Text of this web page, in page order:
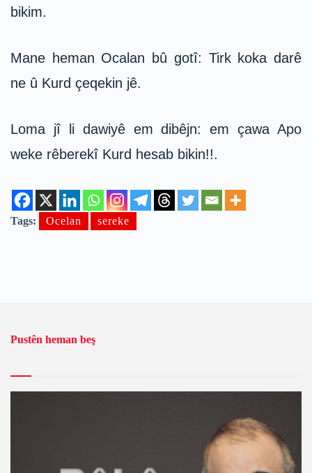
bikim.
Mane heman Ocalan bû gotî: Tirk koka darê
ne û Kurd çeqekin jê.
Loma jî li dawiyê em dibêjn: em çawa Apo
weke rêberekî Kurd hesab bikin!!.
Tags: Ocelan sereke
Pustên heman beş